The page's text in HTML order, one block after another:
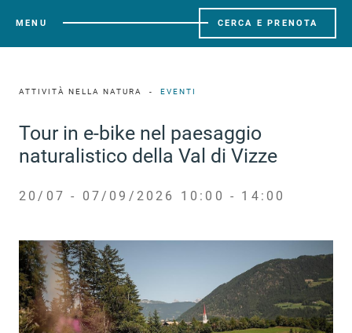
MENU CERCA E PRENOTA
ATTIVITÀ NELLA NATURA EVENTI
Tour in e-bike nel paesaggio
naturalistico della Val di Vizze
20/07 - 07/09/2026 10:00 - 14:00